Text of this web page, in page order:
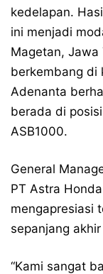
kedelapan.
ini menjadi
Magetan,
berkembang di
Adenanta
berada di
ASB1000.
General
PT Astra
mengapresiasi
sepanjang
“Kami sangat